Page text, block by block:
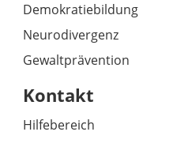
Demokratiebildung
Neurodivergenz
Gewaltprävention
Kontakt
Hilfebereich